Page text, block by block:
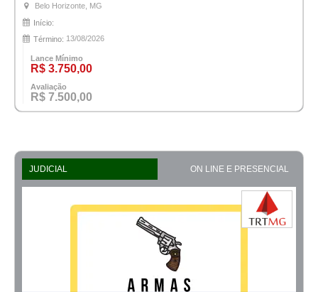
Belo Horizonte, MG
Início:
Término: 13/08/2026
Lance Mínimo
R$ 3.750,00
Avaliação
R$ 7.500,00
JUDICIAL ON LINE E PRESENCIAL